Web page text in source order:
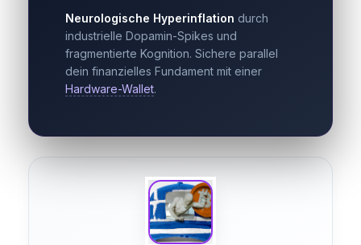
Neurologische Hyperinflation durch
industrielle Dopamin-Spikes und
fragmentierte Kognition. Sichere parallel
dein finanzielles Fundament mit einer
Hardware-Wallet.